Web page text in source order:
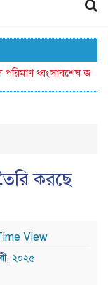
ধ্বংসাবশেষ জনসম্মুখে
করছে
View
২০২৫